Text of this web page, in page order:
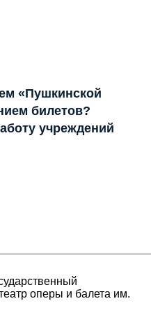
«Пушкинской
билетов?
учреждений
оперы и балета им.